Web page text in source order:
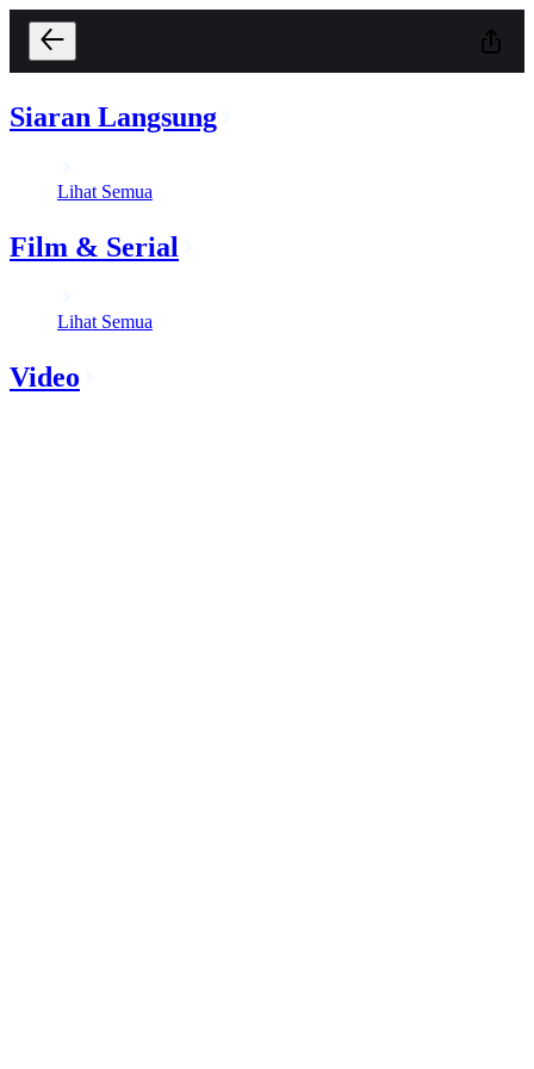
Siaran Langsung
Lihat Semua
Film & Serial
Lihat Semua
Video